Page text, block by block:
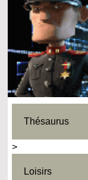
Thésaurus
>
Loisirs